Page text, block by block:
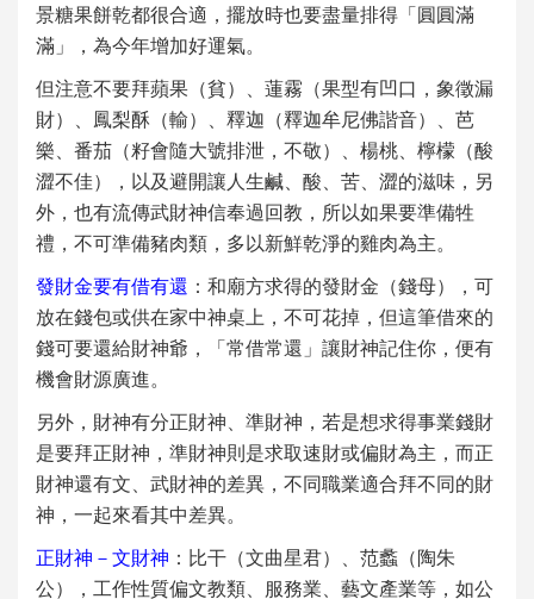
景糖果餅乾都很合適，擺放時也要盡量排得「圓圓滿
滿」，為今年增加好運氣。
但注意不要拜蘋果（貧）、蓮霧（果型有凹口，象徵漏
財）、鳳梨酥（輸）、釋迦（釋迦牟尼佛諧音）、芭
樂、番茄（籽會隨大號排泄，不敬）、楊桃、檸檬（酸
澀不佳），以及避開讓人生鹹、酸、苦、澀的滋味，另
外，也有流傳武財神信奉過回教，所以如果要準備牲
禮，不可準備豬肉類，多以新鮮乾淨的雞肉為主。
發財金要有借有還 ：和廟方求得的發財金（錢母），可
放在錢包或供在家中神桌上，不可花掉，但這筆借來的
錢可要還給財神爺，「常借常還」讓財神記住你，便有
機會財源廣進。
另外，財神有分正財神、準財神，若是想求得事業錢財
是要拜正財神，準財神則是求取速財或偏財為主，而正
財神還有文、武財神的差異，不同職業適合拜不同的財
神，一起來看其中差異。
正財神－文財神 ：比干（文曲星君）、范蠡（陶朱
公），工作性質偏文教類、服務業、藝文產業等，如公